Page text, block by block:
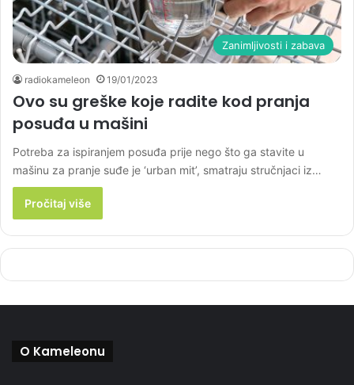
Zanimljivosti i zabava
radiokameleon 19/01/2023
Ovo su greške koje radite kod pranja
posuđa u mašini
Potreba za ispiranjem posuđa prije nego što ga stavite u
mašinu za pranje suđe je ‘urban mit’, smatraju stručnjaci iz…
Pročitaj više
O Kameleonu